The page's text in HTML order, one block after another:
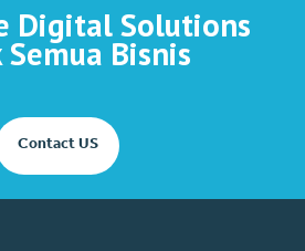
Digital Solutions
Bisnis
Contact US